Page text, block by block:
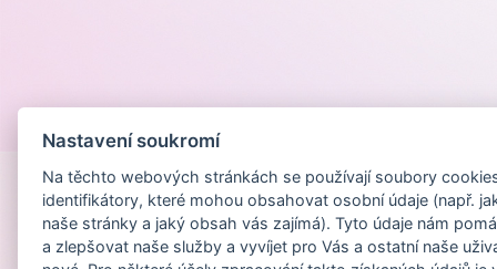
Nastavení soukromí
Na těchto webových stránkách se používají soubory
identifikátory, které mohou obsahovat osobní údaje (např.
naše stránky a jaký obsah vás zajímá). Tyto údaje nám
a zlepšovat naše služby a vyvíjet pro Vás a ostatní naše